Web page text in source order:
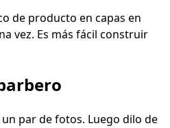
de producto en capas en
vez. Es más fácil construir
par de fotos. Luego dilo de